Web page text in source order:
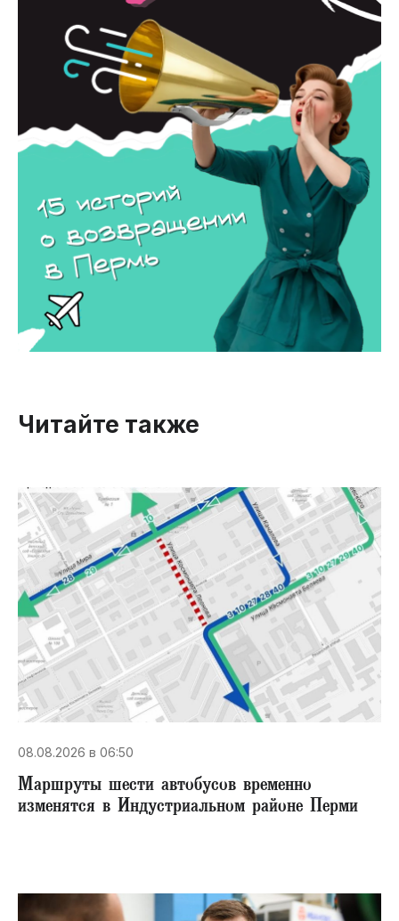
Читайте также
08.08.2026 в 06:50
Маршруты шести автобусов временно
изменятся в Индустриальном районе Перми